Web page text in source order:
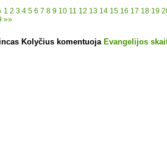
1 2 3 4 5 6 7 8 9 10 11 12 13 14 15 16 17 18 19
»»
Kolyčius komentuoja Evangelijos